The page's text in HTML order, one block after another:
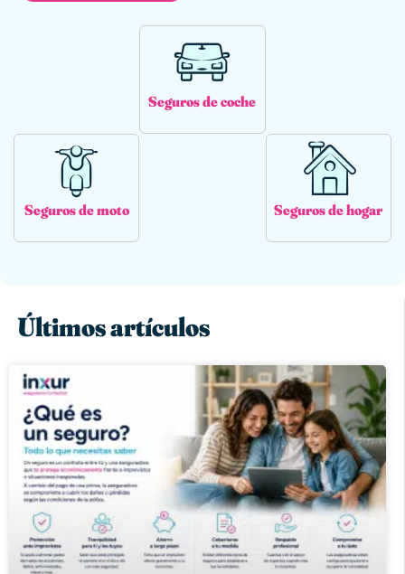
Seguros de coche
Seguros de moto Seguros de hogar
Últimos artículos